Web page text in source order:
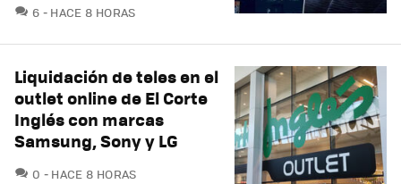
6 COMENTARIOS
HACE 8 HORAS
Liquidación de teles en el
outlet online de El Corte
Inglés con marcas
Samsung, Sony y LG
0 COMENTARIOS
HACE 8 HORAS